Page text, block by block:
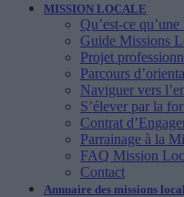
MISSION LOCALE
Qu’est-ce
Guide Missions
Projet
Parcours
Naviguer vers
S’élever par la
Contrat
Parrainage à la
FAQ Mission
Contact
Annuaire des missions